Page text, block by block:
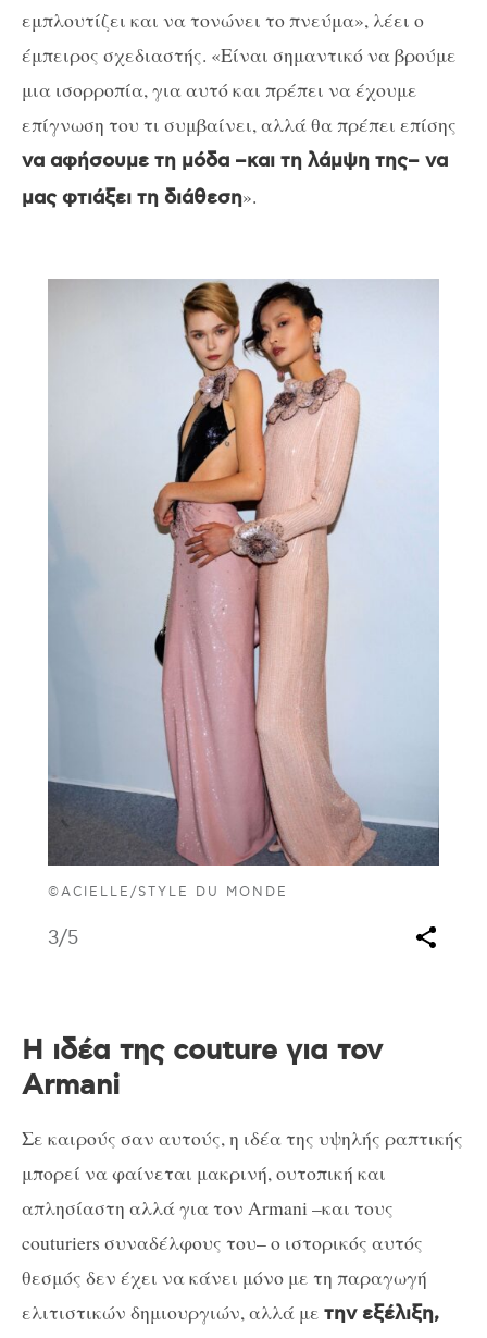
εμπλουτίζει και να τονώνει το πνεύμα», λέει ο
έμπειρος σχεδιαστής. «Είναι σημαντικό να βρούμε
μια ισορροπία, για αυτό και πρέπει να έχουμε
επίγνωση του τι συμβαίνει, αλλά θα πρέπει επίσης
να αφήσουμε τη μόδα –και τη λάμψη της– να
μας φτιάξει τη διάθεση».
©ACIELLE/STYLE DU MONDE
3/5
Η ιδέα της couture για τον
Armani
Σε καιρούς σαν αυτούς, η ιδέα της υψηλής ραπτικής
μπορεί να φαίνεται μακρινή, ουτοπική και
απλησίαστη αλλά για τον Armani –και τους
couturiers συναδέλφους του– ο ιστορικός αυτός
θεσμός δεν έχει να κάνει μόνο με τη παραγωγή
ελιτιστικών δημιουργιών, αλλά με την εξέλιξη,